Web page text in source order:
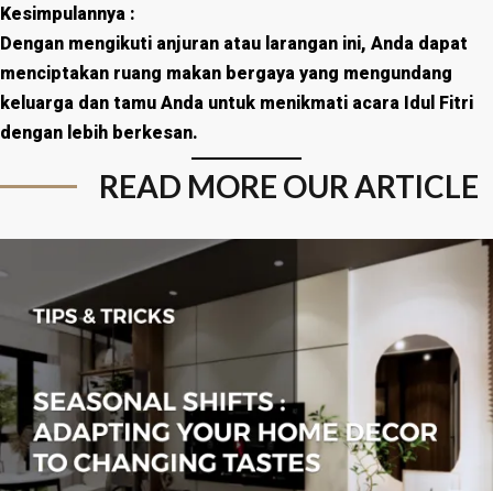
Kesimpulannya :
Dengan mengikuti anjuran atau larangan ini, Anda dapat
menciptakan ruang makan bergaya yang mengundang
keluarga dan tamu Anda untuk menikmati acara Idul Fitri
dengan lebih berkesan.
READ MORE OUR ARTICLE